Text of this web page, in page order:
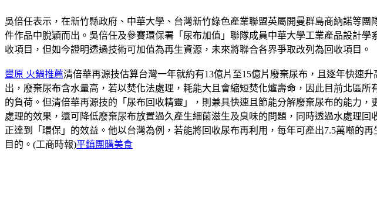
吳倍任表示，在新竹縣政府、中華大學、台灣新竹綠色產業聯盟英屬開曼群島商納諾等
件作品中脫穎而出。吳倍任及參賽環保署「尿布加值」聯隊成員中華大學工業產品設計
收項目，但如今證明透過技術可加值為再生資源，未來將聯合各界爭取改列為回收項目。
豐原 火鍋推薦清倍華再源技估算台灣一年就約有13億片至15億片廢棄尿布，且逐年快速
出，廢棄尿布含水量高，若以焚化法處理，耗能大且會縮短焚化爐壽命，因此目前北區
的負荷。但清倍華再源技的「尿布回收精靈」，則兼具快速且節能分解廢棄尿布的能力
處理的效果，還可降低廢棄尿布放置過久產生細菌滋生及臭味的問題，同時透過水處理回
正達到「環保」的效益。他以台灣為例，若能將回收尿布再利用，每年可產出7.5萬噸的
目的。(工商時報)平鎮團購美食